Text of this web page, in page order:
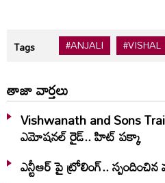
Tags #ANJALI #VISHAL
తాజా వార్తలు
Vishwanath and Sons
ఎమోషనల్ రైడ్.. హిట్ పక్కా
ఎన్టీఆర్ పై ట్రోలింగ్..